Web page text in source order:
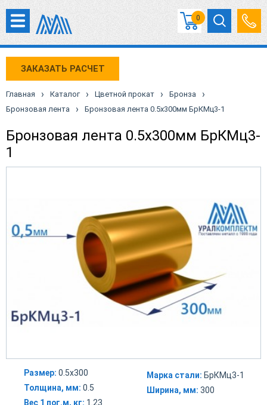
0
ЗАКАЗАТЬ РАСЧЕТ
Главная › Каталог › Цветной прокат › Бронза ›
Бронзовая лента › Бронзовая лента 0.5x300мм БрКМц3-1
Бронзовая лента 0.5x300мм БрКМц3-
1
Размер: 0.5x300
Толщина, мм: 0.5
Вес 1 пог.м, кг: 1.23
Марка стали: БрКМц3-1
Ширина, мм: 300